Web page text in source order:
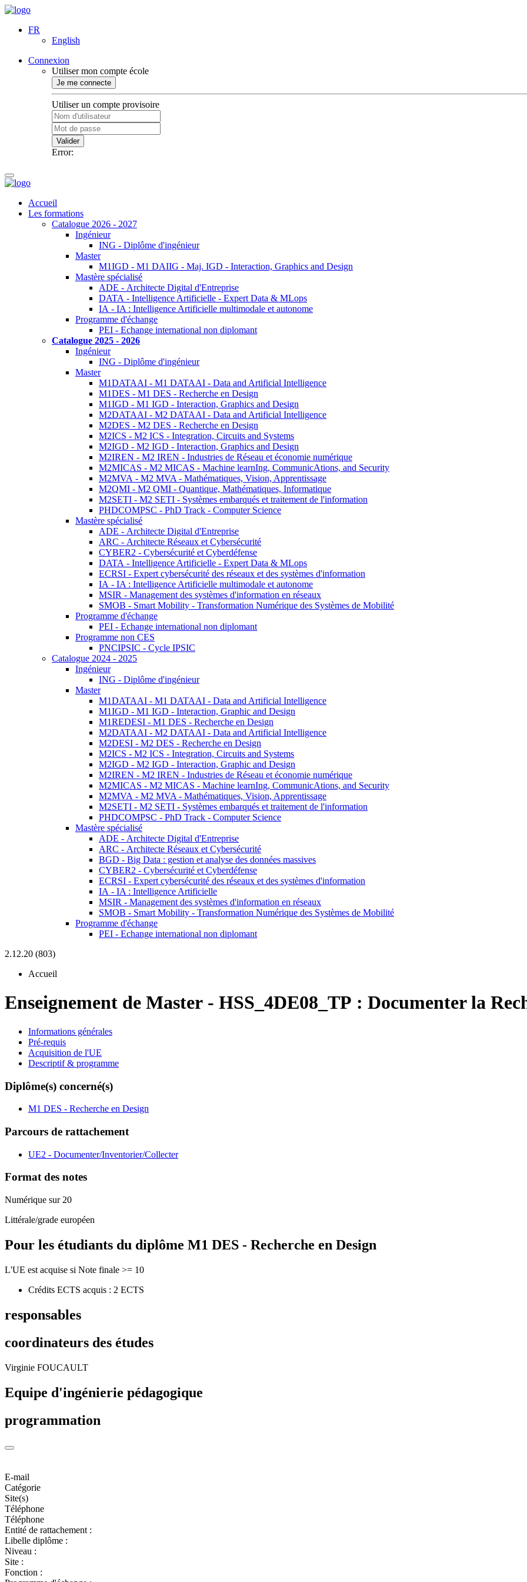
FR
English
Connexion
Utiliser mon compte école
Je me connecte
Utiliser un compte provisoire
Valider
Error:
Accueil
Les formations
Catalogue 2026 - 2027
Ingénieur
ING - Diplôme d'ingénieur
Master
M1IGD - M1 DAIIG - Maj. IGD - Interaction, Graphics and Design
Mastère spécialisé
ADE - Architecte Digital d'Entreprise
DATA - Intelligence Artificielle - Expert Data & MLops
IA - IA : Intelligence Artificielle multimodale et autonome
Programme d'échange
PEI - Echange international non diplomant
Catalogue 2025 - 2026
Ingénieur
ING - Diplôme d'ingénieur
Master
M1DATAAI - M1 DATAAI - Data and Artificial Intelligence
M1DES - M1 DES - Recherche en Design
M1IGD - M1 IGD - Interaction, Graphics and Design
M2DATAAI - M2 DATAAI - Data and Artificial Intelligence
M2DES - M2 DES - Recherche en Design
M2ICS - M2 ICS - Integration, Circuits and Systems
M2IGD - M2 IGD - Interaction, Graphics and Design
M2IREN - M2 IREN - Industries de Réseau et économie numérique
M2MICAS - M2 MICAS - Machine learnIng, CommunicAtions, and Security
M2MVA - M2 MVA - Mathématiques, Vision, Apprentissage
M2QMI - M2 QMI - Quantique, Mathématiques, Informatique
M2SETI - M2 SETI - Systèmes embarqués et traitement de l'information
PHDCOMPSC - PhD Track - Computer Science
Mastère spécialisé
ADE - Architecte Digital d'Entreprise
ARC - Architecte Réseaux et Cybersécurité
CYBER2 - Cybersécurité et Cyberdéfense
DATA - Intelligence Artificielle - Expert Data & MLops
ECRSI - Expert cybersécurité des réseaux et des systèmes d'information
IA - IA : Intelligence Artificielle multimodale et autonome
MSIR - Management des systèmes d'information en réseaux
SMOB - Smart Mobility - Transformation Numérique des Systèmes de Mobilité
Programme d'échange
PEI - Echange international non diplomant
Programme non CES
PNCIPSIC - Cycle IPSIC
Catalogue 2024 - 2025
Ingénieur
ING - Diplôme d'ingénieur
Master
M1DATAAI - M1 DATAAI - Data and Artificial Intelligence
M1IGD - M1 IGD - Interaction, Graphic and Design
M1REDESI - M1 DES - Recherche en Design
M2DATAAI - M2 DATAAI - Data and Artificial Intelligence
M2DESI - M2 DES - Recherche en Design
M2ICS - M2 ICS - Integration, Circuits and Systems
M2IGD - M2 IGD - Interaction, Graphic and Design
M2IREN - M2 IREN - Industries de Réseau et économie numérique
M2MICAS - M2 MICAS - Machine learnIng, CommunicAtions, and Security
M2MVA - M2 MVA - Mathématiques, Vision, Apprentissage
M2SETI - M2 SETI - Systèmes embarqués et traitement de l'information
PHDCOMPSC - PhD Track - Computer Science
Mastère spécialisé
ADE - Architecte Digital d'Entreprise
ARC - Architecte Réseaux et Cybersécurité
BGD - Big Data : gestion et analyse des données massives
CYBER2 - Cybersécurité et Cyberdéfense
ECRSI - Expert cybersécurité des réseaux et des systèmes d'information
IA - IA : Intelligence Artificielle
MSIR - Management des systèmes d'information en réseaux
SMOB - Smart Mobility - Transformation Numérique des Systèmes de Mobilité
Programme d'échange
PEI - Echange international non diplomant
2.12.20 (803)
Accueil
Enseignement de Master - HSS_4DE08_TP : Documenter la
Informations générales
Pré-requis
Acquisition de l'UE
Descriptif & programme
Diplôme(s) concerné(s)
M1 DES - Recherche en Design
Parcours de rattachement
UE2 - Documenter/Inventorier/Collecter
Format des notes
Numérique sur 20
Littérale/grade européen
Pour les étudiants du diplôme M1 DES - Recherche en Design
L'UE est acquise si Note finale >= 10
Crédits ECTS acquis : 2 ECTS
responsables
coordinateurs des études
Virginie FOUCAULT
Equipe d'ingénierie pédagogique
programmation
E-mail
Catégorie
Site(s)
Téléphone
Téléphone
Entité de rattachement :
Libelle diplôme :
Niveau :
Site :
Fonction :